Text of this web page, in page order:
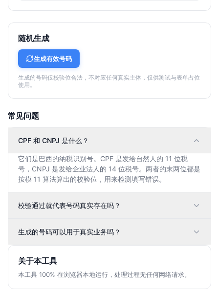
随机生成
生成有效号码
生成的号码仅校验位合法，不对应任何真实主体，仅供测试与表单占位
使用。
常见问题
CPF 和 CNPJ 是什么？
它们是巴西的纳税识别号。CPF 是发给自然人的 11 位税
号，CNPJ 是发给企业法人的 14 位税号。两者的末两位都是
按模 11 算法算出的校验位，用来检测填写错误。
校验通过就代表号码真实存在吗？
生成的号码可以用于真实业务吗？
关于本工具
本工具 100% 在浏览器本地运行，处理过程无任何网络请求。